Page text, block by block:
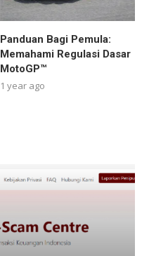
Panduan Bagi Pemula:
Memahami Regulasi Dasar
MotoGP™
1 year ago